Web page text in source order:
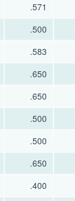
.571
.500
.583
.650
.650
.500
.500
.650
.400